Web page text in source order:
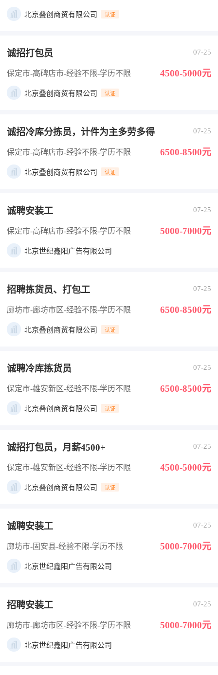
北京叠创商贸有限公司 认证
诚招打包员 07-25
保定市-高碑店市-经验不限-学历不限 4500-5000元
北京叠创商贸有限公司 认证
诚招冷库分拣员，计件为主多劳多得 07-25
保定市-高碑店市-经验不限-学历不限 6500-8500元
北京叠创商贸有限公司 认证
诚聘安装工 07-25
保定市-高碑店市-经验不限-学历不限 5000-7000元
北京世纪鑫阳广告有限公司
招聘拣货员、打包工 07-25
廊坊市-廊坊市区-经验不限-学历不限 6500-8500元
北京叠创商贸有限公司 认证
诚聘冷库拣货员 07-25
保定市-雄安新区-经验不限-学历不限 6500-8500元
北京叠创商贸有限公司 认证
诚招打包员，月薪4500+ 07-25
保定市-雄安新区-经验不限-学历不限 4500-5000元
北京叠创商贸有限公司 认证
诚聘安装工 07-25
廊坊市-固安县-经验不限-学历不限 5000-7000元
北京世纪鑫阳广告有限公司
招聘安装工 07-25
廊坊市-廊坊市区-经验不限-学历不限 5000-7000元
北京世纪鑫阳广告有限公司